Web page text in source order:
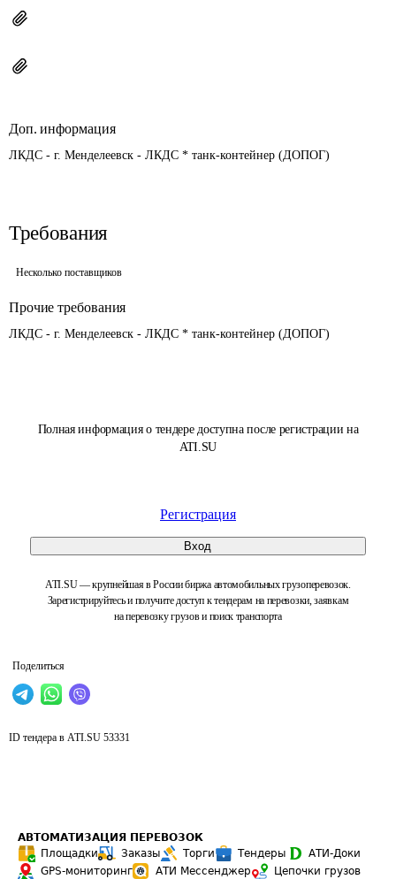
Полная информация о тендере доступна после регистрации на
ATI.SU
Регистрация
Вход
ATI.SU — крупнейшая в России биржа автомобильных грузоперевозок.
Зарегистрируйтесь и получите доступ к тендерам на перевозки, заявкам
на перевозку грузов и поиск транспорта
Поделиться
Доп. информация
ЛКДС - г. Менделеевск - ЛКДС * танк-контейнер (ДОПОГ)
Требования
Несколько поставщиков
Прочие требования
ЛКДС - г. Менделеевск - ЛКДС * танк-контейнер (ДОПОГ)
ID тендера в ATI.SU 53331
АВТОМАТИЗАЦИЯ ПЕРЕВОЗОК
Площадки
Заказы Торги Тендеры
АТИ-Доки
GPS-мониторинг
АТИ Мессенджер
Цепочки грузов